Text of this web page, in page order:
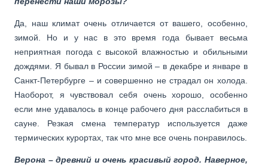
Да, наш климат очень отличается от вашего, особенно,
зимой. Но и у нас в это время года бывает весьма
неприятная погода с высокой влажностью и обильными
дождями. Я бывал в России зимой – в декабре и январе в
Санкт-Петербурге – и совершенно не страдал он холода.
Наоборот, я чувствовал себя очень хорошо, особенно
если мне удавалось в конце рабочего дня расслабиться в
сауне. Резкая смена температур используется даже
термических курортах, так что мне все очень понравилось.
Верона – древний и очень красивый город. Наверное,